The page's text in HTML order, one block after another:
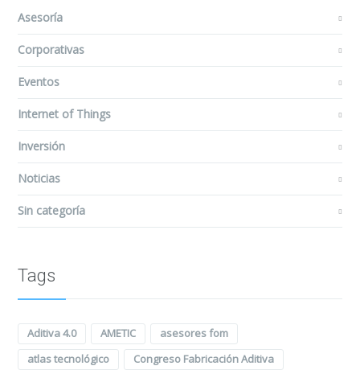
Asesoría
Corporativas
Eventos
Internet of Things
Inversión
Noticias
Sin categoría
Tags
Aditiva 4.0 AMETIC
asesores fom
atlas tecnológico
Congreso Fabricación Aditiva